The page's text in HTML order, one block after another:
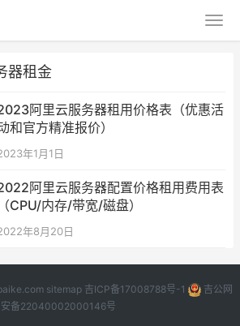
器租金
阿里云服务器租用价格表（优惠活
和官方精准报价）
年1月1日
阿里云服务器配置价格租用费用表
（CPU/内存/带宽/磁盘）
年8月20日
sitemap 吉ICP备17008788号-1
吉公网
安备22040002000146号